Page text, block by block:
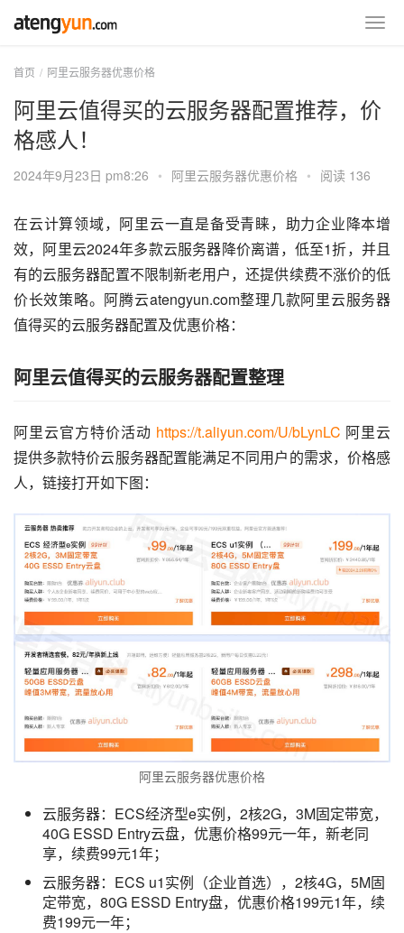
首页 阿里云服务器优惠价格
阿里云值得买的云服务器配置推荐，价
格感人！
2024年9月23日 pm8:26 • 阿里云服务器优惠价格 • 阅读 136
在云计算领域，阿里云一直是备受青睐，助力企业降本增
效，阿里云2024年多款云服务器降价离谱，低至1折，并且
有的云服务器配置不限制新老用户，还提供续费不涨价的低
价长效策略。阿腾云atengyun.com整理几款阿里云服务器
值得买的云服务器配置及优惠价格：
阿里云值得买的云服务器配置整理
阿里云官方特价活动 https://t.aliyun.com/U/bLynLC 阿里云
提供多款特价云服务器配置能满足不同用户的需求，价格感
人，链接打开如下图：
阿里云服务器优惠价格
云服务器：ECS经济型e实例，2核2G，3M固定带宽，
40G ESSD Entry云盘，优惠价格99元一年，新老同
享，续费99元1年；
云服务器：ECS u1实例（企业首选），2核4G，5M固
定带宽，80G ESSD Entry盘，优惠价格199元1年，续
费199元一年；